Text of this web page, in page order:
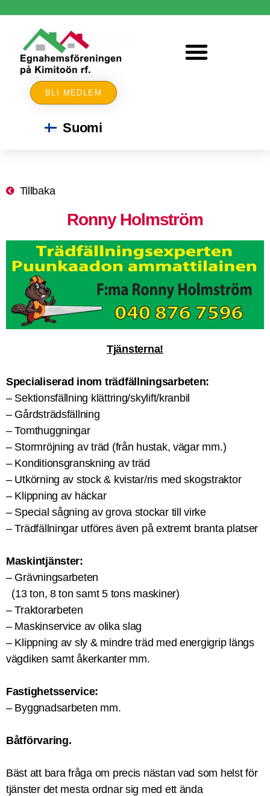
BLI MEDLEM
Suomi
Tillbaka
Ronny Holmström
Tjänsterna!
Specialiserad inom trädfällningsarbeten:
– Sektionsfällning klättring/skylift/kranbil
– Gårdsträdsfällning
– Tomthuggningar
– Stormröjning av träd (från hustak, vägar mm.)
– Konditionsgranskning av träd
– Utkörning av stock & kvistar/ris med skogstraktor
– Klippning av häckar
– Special sågning av grova stockar till virke
– Trädfällningar utföres även på extremt branta platser
Maskintjänster:
– Grävningsarbeten
(13 ton, 8 ton samt 5 tons maskiner)
– Traktorarbeten
– Maskinservice av olika slag
– Klippning av sly & mindre träd med energigrip längs
vägdiken samt åkerkanter mm.
Fastighetsservice:
– Byggnadsarbeten mm.
Båtförvaring.
Bäst att bara fråga om precis nästan vad som helst för
tjänster det mesta ordnar sig med ett ända